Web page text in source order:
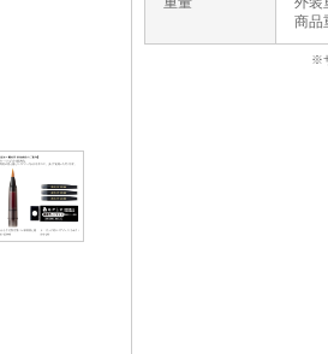
※
商品